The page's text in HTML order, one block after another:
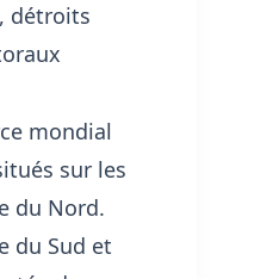
détroits
mondial
sur les
du Nord.
du Sud et